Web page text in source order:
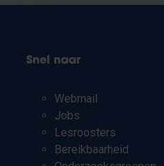
Snel naar
Webmail
Jobs
Lesroosters
Bereikbaarheid